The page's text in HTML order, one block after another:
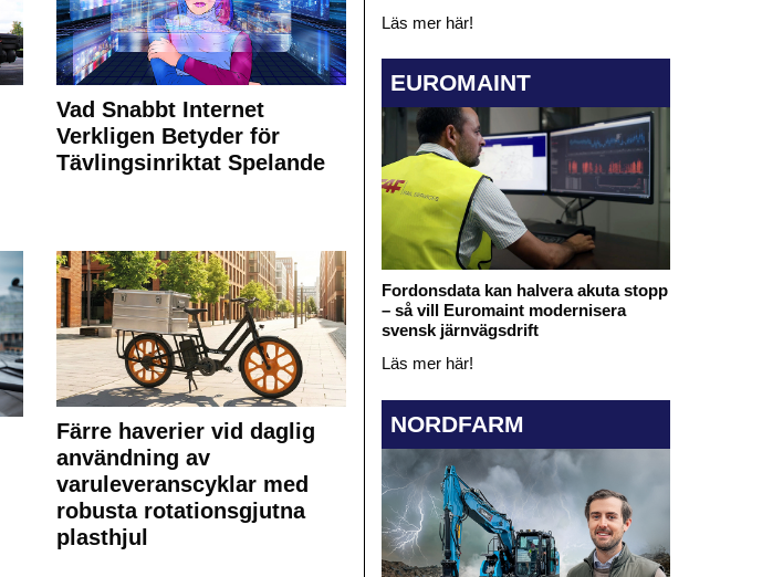
Vad Snabbt Internet
Verkligen Betyder för
Tävlingsinriktat Spelande
Färre haverier vid daglig
användning av
varuleveranscyklar med
robusta rotationsgjutna
plasthjul
Läs mer här!
EUROMAINT
Fordonsdata kan halvera akuta stopp
– så vill Euromaint modernisera
svensk järnvägsdrift
Läs mer här!
NORDFARM